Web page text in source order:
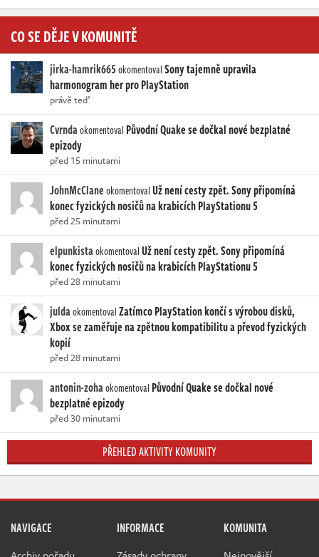
CO SE DĚJE V KOMUNITĚ
jirka-hamrik665okomentovalSony tajemně upravila
harmonogram her pro PlayStation
právě teď
Cvrndaokomentoval Původní Quake se dočkal nové bezplatné
epizody
před 15 minutami
JohnMcClaneokomentovalUž není cesty zpět. Sony připomíná
konec fyzických nosičů na krabicích PlayStationu 5
před 25 minutami
elpunkistaokomentovalUž není cesty zpět. Sony připomíná
konec fyzických nosičů na krabicích PlayStationu 5
před 28 minutami
juldaokomentovalZatímco PlayStation končí s výrobou disků,
Xbox se zaměřuje na zpětnou kompatibilitu a převod fyzických
kopií
před 28 minutami
antonin-zohaokomentoval Původní Quake se dočkal nové
bezplatné epizody
před 30 minutami
PŘEHLED AKTIVITY KOMUNITY
NAVIGACE INFORMACE KOMUNITA